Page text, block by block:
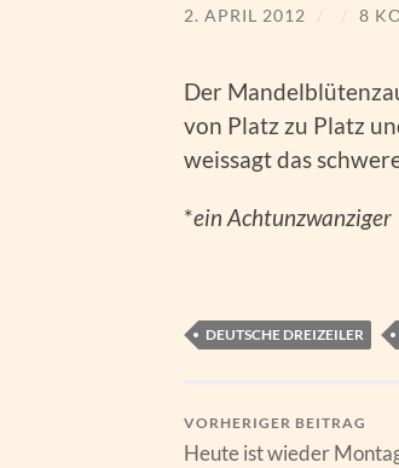
2. APRIL 2012 / / 8
Der
von Platz zu Platz
weissagt das
*ein Achtunzwanziger
DEUTSCHE DREIZEILER
VORHERIGER BEITRAG
Heute ist wieder